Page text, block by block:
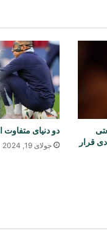
قرار
دو دنیای
جولای 19, 2024